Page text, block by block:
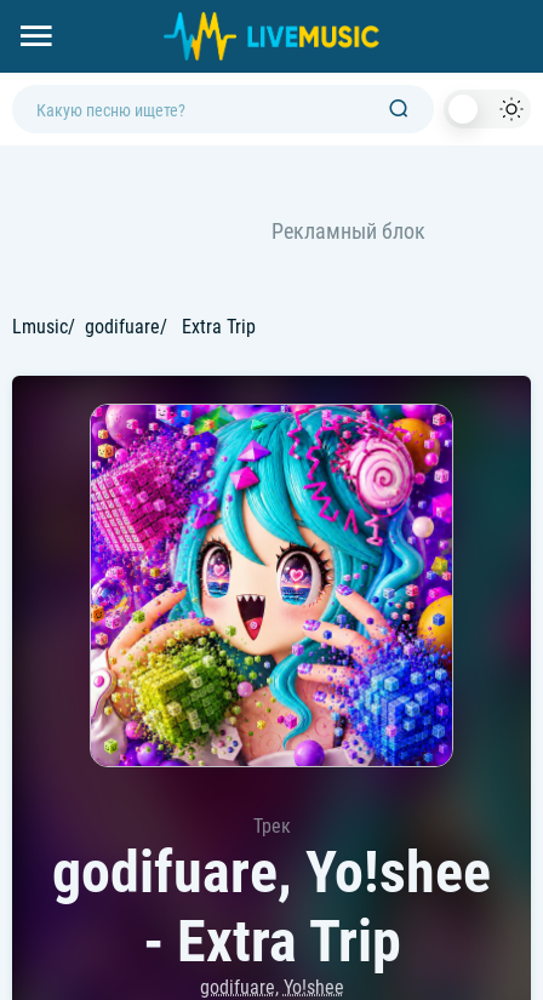
Lmusic godifuare Extra Trip
Трек
godifuare, Yo!shee
- Extra Trip
godifuare, Yo!shee